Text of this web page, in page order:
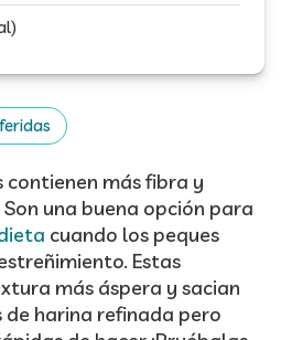
contienen más fibra y
una buena opción para
cuando los peques
Estas
más áspera y sacian
de harina refinada pero